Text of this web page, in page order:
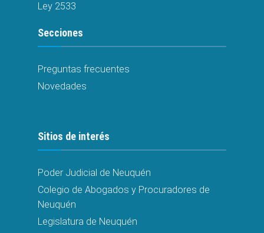
Ley 2533
Secciones
Preguntas frecuentes
Novedades
Sitios de interés
Poder Judicial de Neuquén
Colegio de Abogados y Procuradores de
Neuquén
Legislatura de Neuquén